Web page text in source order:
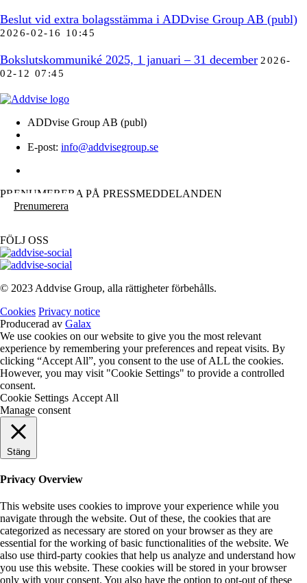
Beslut vid extra bolagsstämma i ADDvise Group AB (publ)
2026-02-16 10:45
Bokslutskommuniké 2025, 1 januari – 31 december 2026-
02-12 07:45
ADDvise Group AB (publ)
E-post: info@addvisegroup.se
PRENUMERERA PÅ PRESSMEDDELANDEN
Prenumerera
FÖLJ OSS
© 2023 Addvise Group, alla rättigheter förbehålls.
Cookies Privacy notice
Producerad av Galax
We use cookies on our website to give you the most relevant
experience by remembering your preferences and repeat visits. By
clicking “Accept All”, you consent to the use of ALL the cookies.
However, you may visit "Cookie Settings" to provide a controlled
consent.
Cookie Settings Accept All
Manage consent
Stäng
Privacy Overview
This website uses cookies to improve your experience while you
navigate through the website. Out of these, the cookies that are
categorized as necessary are stored on your browser as they are
essential for the working of basic functionalities of the website. We
also use third-party cookies that help us analyze and understand how
you use this website. These cookies will be stored in your browser
only with your consent. You also have the option to opt-out of these